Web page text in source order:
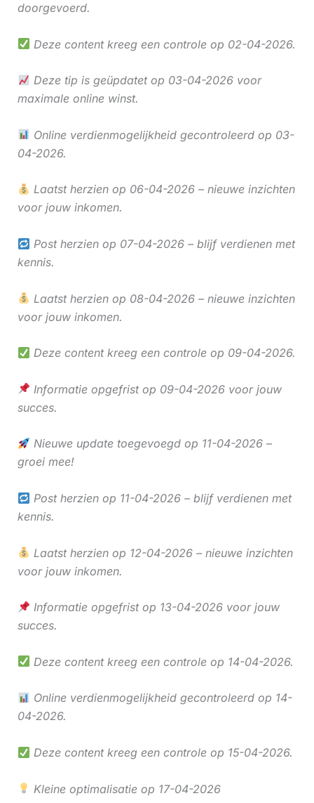
doorgevoerd.
Deze content kreeg een controle op 02-04-2026.
Deze tip is geüpdatet op 03-04-2026 voor
maximale online winst.
Online verdienmogelijkheid gecontroleerd op 03-
04-2026.
Laatst herzien op 06-04-2026 – nieuwe inzichten
voor jouw inkomen.
Post herzien op 07-04-2026 – blijf verdienen met
kennis.
Laatst herzien op 08-04-2026 – nieuwe inzichten
voor jouw inkomen.
Deze content kreeg een controle op 09-04-2026.
Informatie opgefrist op 09-04-2026 voor jouw
succes.
Nieuwe update toegevoegd op 11-04-2026 –
groei mee!
Post herzien op 11-04-2026 – blijf verdienen met
kennis.
Laatst herzien op 12-04-2026 – nieuwe inzichten
voor jouw inkomen.
Informatie opgefrist op 13-04-2026 voor jouw
succes.
Deze content kreeg een controle op 14-04-2026.
Online verdienmogelijkheid gecontroleerd op 14-
04-2026.
Deze content kreeg een controle op 15-04-2026.
Kleine optimalisatie op 17-04-2026